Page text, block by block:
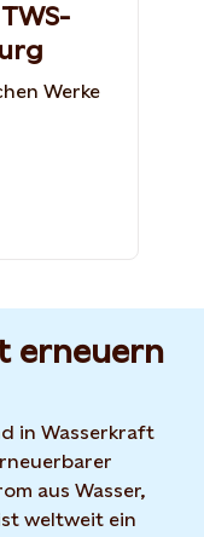
Werke
erneuern
in Wasserkraft
aus Wasser,
weltweit ein